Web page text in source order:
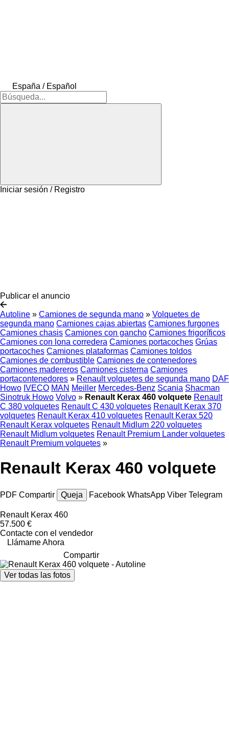
España / Español
Iniciar sesión / Registro
Publicar el anuncio
Autoline » Camiones de segunda mano » Volquetes de
segunda mano Camiones cajas abiertas Camiones furgones
Camiones chasis Camiones con gancho Camiones frigoríficos
Camiones con lona corredera Camiones portacoches Grúas
portacoches Camiones plataformas Camiones toldos
Camiones de combustible Camiones de contenedores
Camiones madereros Camiones cisterna Camiones
portacontenedores » Renault volquetes de segunda mano DAF
Howo IVECO MAN Meiller Mercedes-Benz Scania Shacman
Sinotruk Howo Volvo » Renault Kerax 460 volquete Renault
C 380 volquetes Renault C 430 volquetes Renault Kerax 370
volquetes Renault Kerax 410 volquetes Renault Kerax 520
Renault Kerax volquetes Renault Midlum 220 volquetes
Renault Midlum volquetes Renault Premium Lander volquetes
Renault Premium volquetes »
Renault Kerax 460 volquete
PDF Compartir Queja Facebook WhatsApp Viber Telegram
Renault Kerax 460
57.500 €
Contacte con el vendedor
Llámame Ahora
Compartir
Ver todas las fotos